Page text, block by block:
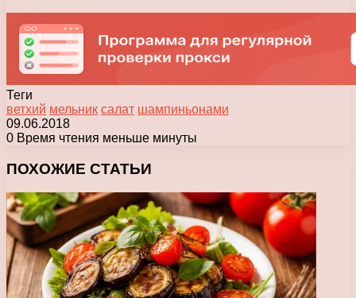
Теги
ветхий мельник салат шампиньонами
09.06.2018
0 Время чтения меньше минуты
ПОХОЖИЕ СТАТЬИ